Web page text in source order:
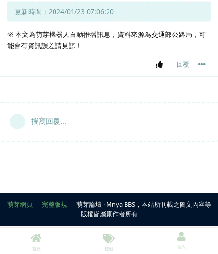
更新時間：2024/01/23 07:06:20
※ 本文為萌芽機器人自動推播訊息，資料來源為交通部公路局，可
能會有資訊誤差請見諒！
回覆
撰寫回覆...
萌芽網頁｜ 完整版規 ｜ 萌芽論壇 ‧ Mnya BBS，本站所刊載之圖文內容等
版權皆屬原作者所有
首頁 標籤 登入